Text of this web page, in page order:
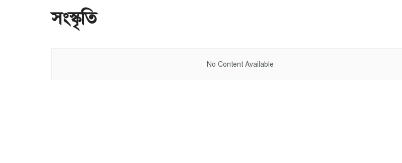
সংস্কৃতি
No Content Available